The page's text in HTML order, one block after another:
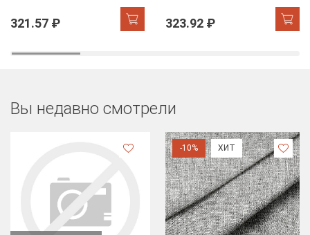
сиреневый АК
321.57 ₽
полоса 2*2
323.92 ₽
Вы недавно смотрели
-10% ХИТ